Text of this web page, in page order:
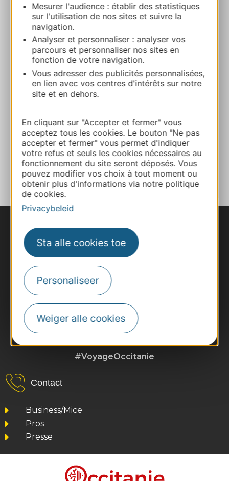
Mesurer l'audience : établir des statistiques
sur l'utilisation de nos sites et suivre la
navigation.
Analyser et personnaliser : analyser vos
parcours et personnaliser nos sites en
fonction de votre navigation.
Vous adresser des publicités personnalisées,
en lien avec vos centres d'intérêts sur notre
site et en dehors.
En cliquant sur "Accepter et fermer" vous
acceptez tous les cookies. Le bouton "Ne pas
accepter et fermer" vous permet d'indiquer
votre refus et seuls les cookies nécessaires au
fonctionnement du site seront déposés. Vous
pouvez modifier vos choix à tout moment ou
obtenir plus d'informations via notre politique
de cookies.
Privacybeleid
Sta alle cookies toe
Personaliseer
Weiger alle cookies
+33565657198
+33768902771
E-mail
Website
TOEVOEGEN
AAN NOTITIEBOEKJE
#VoyageOccitanie
Contact
Business/Mice
Pros
Presse